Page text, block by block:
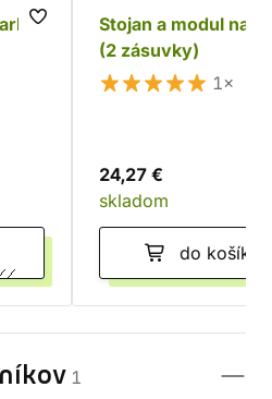
Stojan a modul na
(2 zásuvky)
1×
24,27 €
skladom
do košíka
1